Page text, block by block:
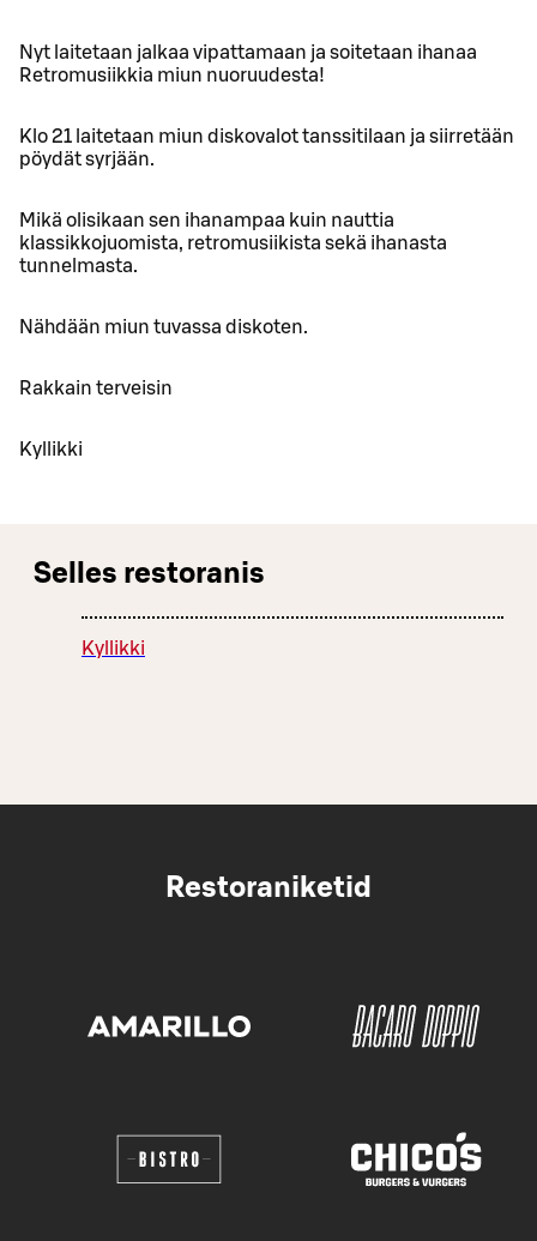
Nyt laitetaan jalkaa vipattamaan ja soitetaan ihanaa
Retromusiikkia miun nuoruudesta!
Klo 21 laitetaan miun diskovalot tanssitilaan ja siirretään
pöydät syrjään.
Mikä olisikaan sen ihanampaa kuin nauttia
klassikkojuomista, retromusiikista sekä ihanasta
tunnelmasta.
Nähdään miun tuvassa diskoten.
Rakkain terveisin
Kyllikki
Selles restoranis
Kyllikki
Restoraniketid